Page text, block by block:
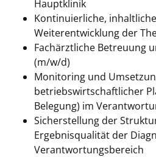
Hauptklinik
Kontinuierliche,
Weiterentwicklung der
Fachärztliche Betreuung
(m/w/d)
Monitoring und
betriebswirtschaftlicher
Belegung) im
Sicherstellung der
Ergebnisqualität der
Verantwortungsbereich